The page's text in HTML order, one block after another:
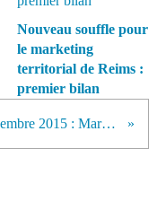
Nouveau souffle pour
le marketing
territorial de Reims :
premier bilan
10 et 11 décembre 2015 : Marketing Territorial "nouvelle génération"